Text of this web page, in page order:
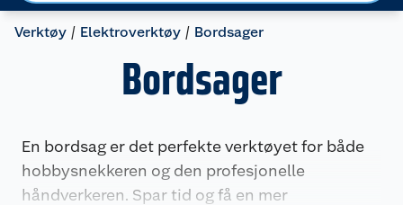
Verktøy Elektroverktøy Bordsager
Bordsager
En bordsag er det perfekte verktøyet for både
hobbysnekkeren og den profesjonelle
håndverkeren. Spar tid og få en mer